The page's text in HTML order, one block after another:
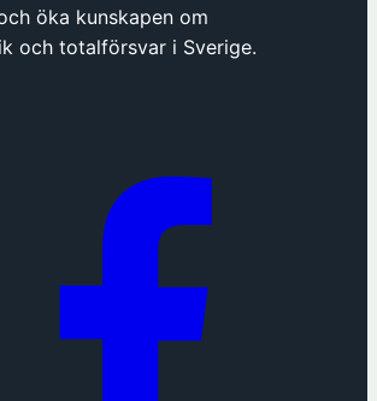
öka kunskapen om
och totalförsvar i Sverige.